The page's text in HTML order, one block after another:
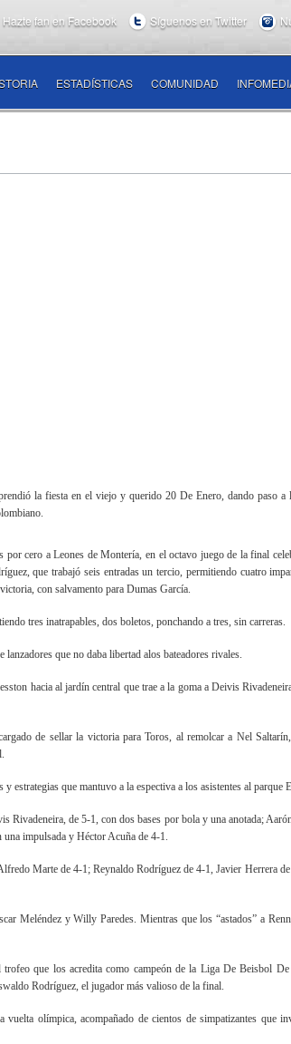
Hazte fan en Facebook Síguenos en Twitter
ESTADÍSTICAS COMUNIDAD
la fiesta en el viejo y querido 20 De Enero, dando paso a
cero a Leones de Montería, en el octavo juego de la final
que trabajó seis entradas un tercio, permitiendo cuatro
con salvamento para Dumas García.
tres inatrapables, dos boletos, ponchando a tres, sin carreras.
que no daba libertad alos bateadores rivales.
hacia al jardín central que trae a la goma a Deivis
de sellar la victoria para Toros, al remolcar a Nel
que mantuvo a la espectiva a los asistentes al parque
Rivadeneira, de 5-1, con dos bases por bola y una anotada;
impulsada y Héctor Acuña de 4-1.
Marte de 4-1; Reynaldo Rodríguez de 4-1, Javier Herrera
Meléndez y Willy Paredes. Mientras que los “astados” a
que los acredita como campeón de la Liga De Beisbol De
Rodríguez, el jugador más valioso de la final.
olímpica, acompañado de cientos de simpatizantes que